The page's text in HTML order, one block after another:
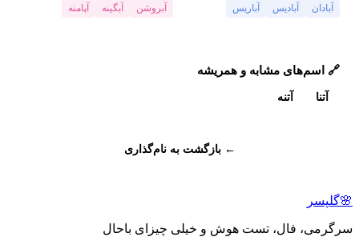
آبادان آبادیس آباریس آبروشن آبگینه آپامنه
🔗 اسم‌های مشابه و همریشه
آتنا آتنه
← بازگشت به نام‌گذاری
🌸گلپسر
سرگرمی، فال، تست هوش و خیلی چیزای باحال